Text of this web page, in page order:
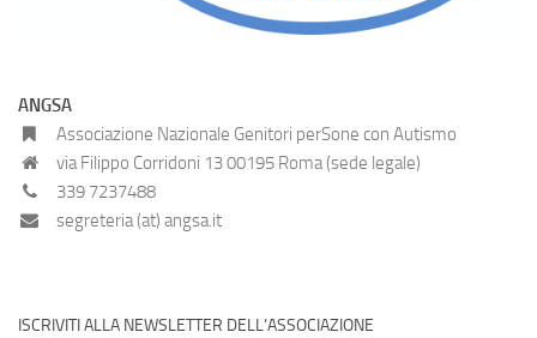
ANGSA
Associazione Nazionale Genitori perSone con Autismo
via Filippo Corridoni 13 00195 Roma (sede legale)
339 7237488
segreteria (at) angsa.it
ISCRIVITI ALLA NEWSLETTER DELL’ASSOCIAZIONE